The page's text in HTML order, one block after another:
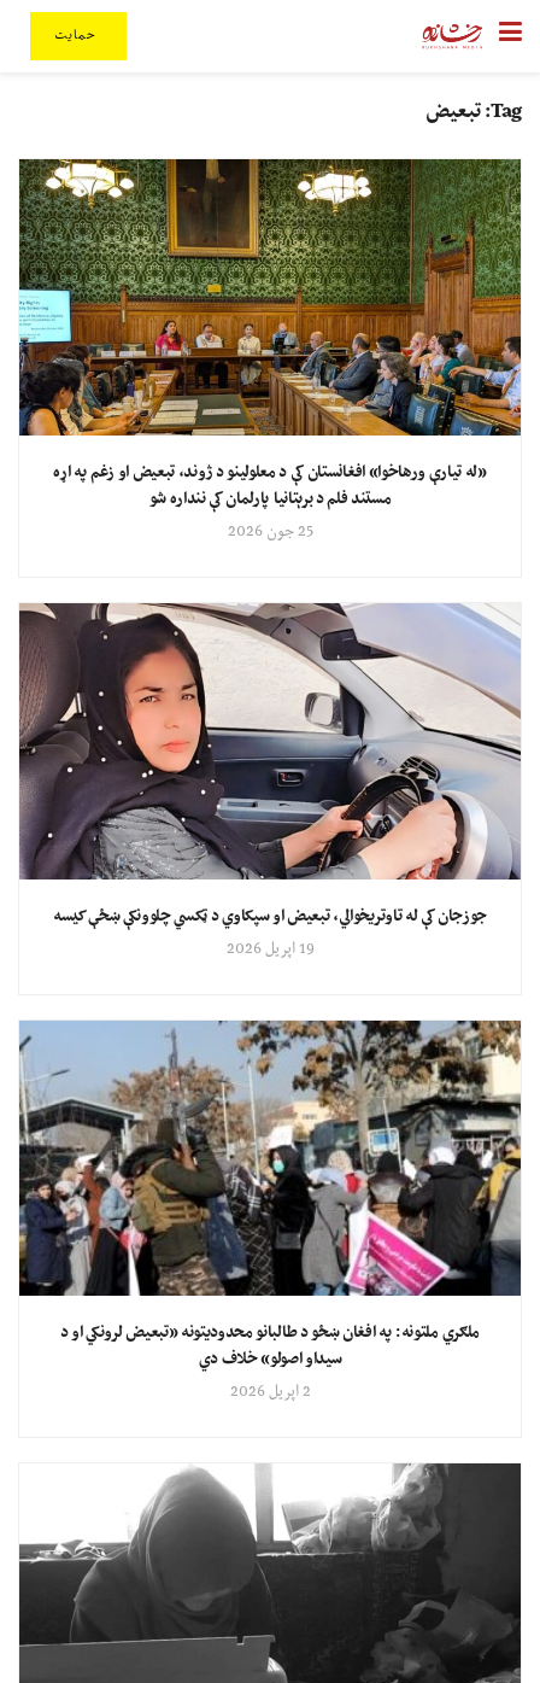
حمایت
Tag: تبعیض
«له تیارې ورهاخوا» افغانستان کې د معلولینو د ژوند، تبعیض او زغم په اړه
مستند فلم د برېتانیا پارلمان کې ننداره شو
25 جون 2026
جوزجان کې له تاوتریخوالي، تبعیض او سپکاوي د ټکسي چلوونکې ښځې کیسه
19 اپریل 2026
ملګري ملتونه: په افغان ښځو د طالبانو محدودیتونه «تبعیض لرونکي او د
سیداو اصولو» خلاف دي
2 اپریل 2026